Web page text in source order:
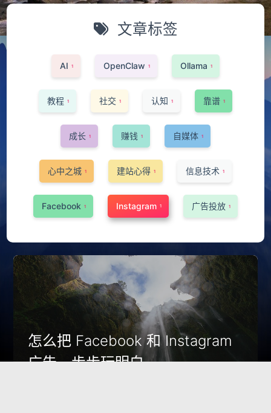
文章标签
AI 1 OpenClaw 1 Ollama 1
教程 1 社交 1 认知 1 靠谱 1
成长 1 赚钱 1 自媒体 1
心中之城 1 建站心得 1 信息技术 1
Facebook 1 Instagram 1 广告投放 1
怎么把 Facebook 和 Instagram
广告一步步玩明白